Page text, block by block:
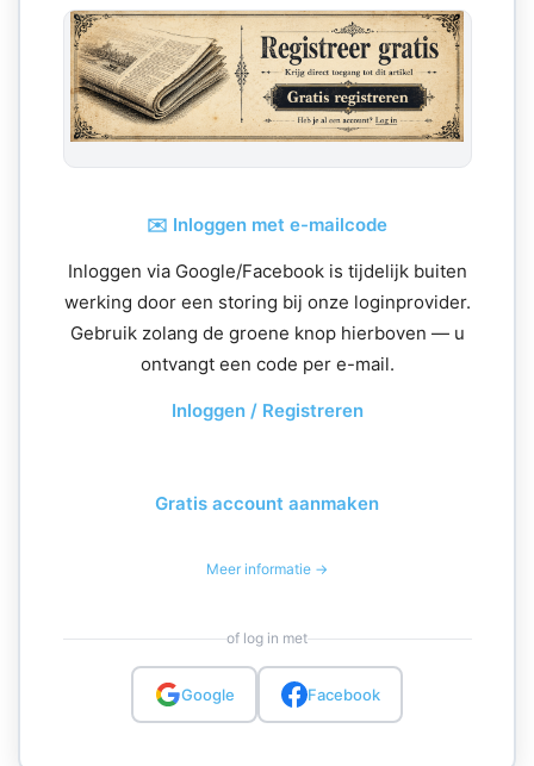
✉️ Inloggen met e-mailcode
Inloggen via Google/Facebook is tijdelijk buiten
werking door een storing bij onze loginprovider.
Gebruik zolang de groene knop hierboven — u
ontvangt een code per e-mail.
Inloggen / Registreren
Gratis account aanmaken
Meer informatie →
of log in met
Google Facebook